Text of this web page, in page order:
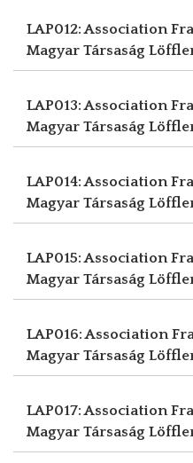
LAP012: Association
Magyar Társaság
LAP013: Association
Magyar Társaság
LAP014: Association
Magyar Társaság
LAP015: Association
Magyar Társaság
LAP016: Association
Magyar Társaság
LAP017: Association
Magyar Társaság